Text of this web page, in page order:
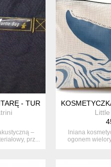
- TURTLE BAG
–
prz...
lniana
ogonem